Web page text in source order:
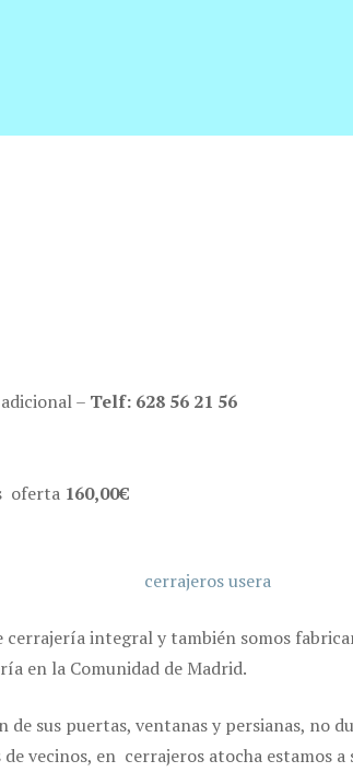
– Telf: 628 56 21 56
oferta 160,00€
integral y también somos
en la Comunidad de Madrid.
sus puertas, ventanas y persianas, no
vecinos, en cerrajeros atocha estamos